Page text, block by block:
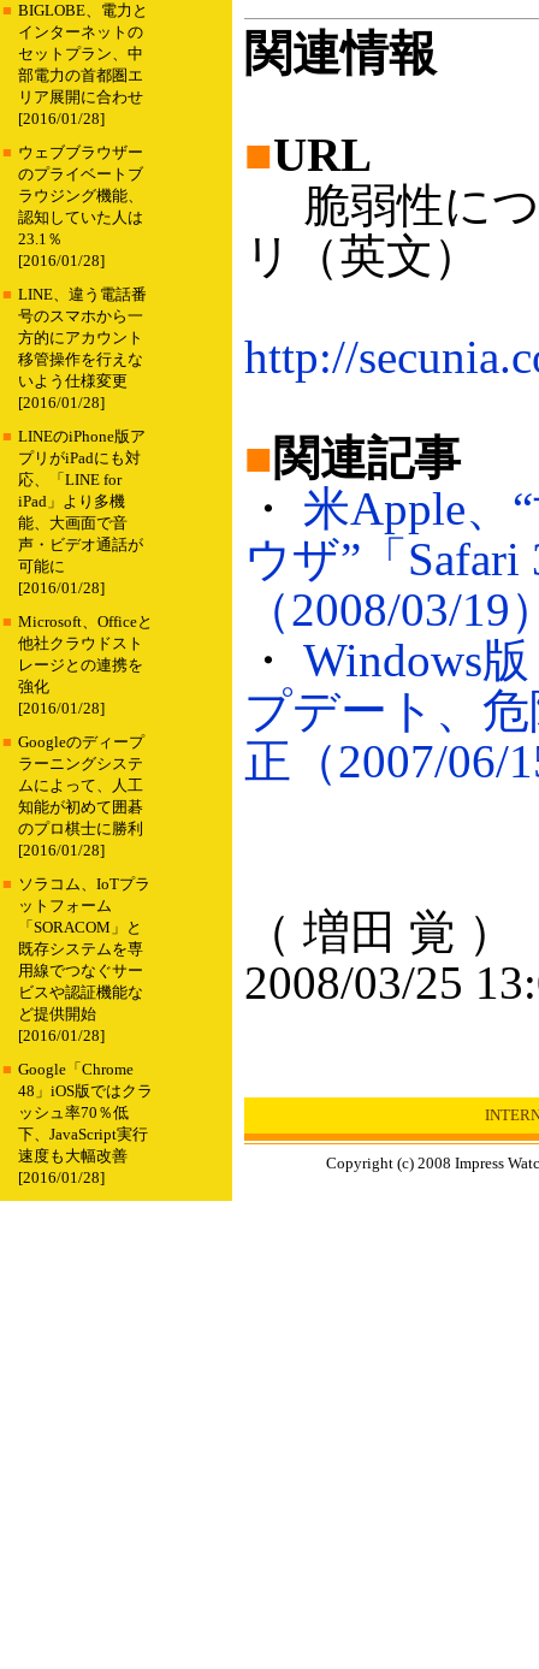
■ BIGLOBE、電力と
インターネットの
セットプラン、中
部電力の首都圏エ
リア展開に合わせ
[2016/01/28]
■ ウェブブラウザー
のプライベートブ
ラウジング機能、
認知していた人は
23.1％
[2016/01/28]
■ LINE、違う電話番
号のスマホから一
方的にアカウント
移管操作を行えな
いよう仕様変更
[2016/01/28]
■ LINEのiPhone版ア
プリがiPadにも対
応、「LINE for
iPad」より多機
能、大画面で音
声・ビデオ通話が
可能に
[2016/01/28]
■ Microsoft、Officeと
他社クラウドスト
レージとの連携を
強化
[2016/01/28]
■ Googleのディープ
ラーニングシステ
ムによって、人工
知能が初めて囲碁
のプロ棋士に勝利
[2016/01/28]
■ ソラコム、IoTプラ
ットフォーム
「SORACOM」と
既存システムを専
用線でつなぐサー
ビスや認証機能な
ど提供開始
[2016/01/28]
■ Google「Chrome
48」iOS版ではクラ
ッシュ率70％低
下、JavaScript実行
速度も大幅改善
[2016/01/28]
関連情報
■URL
脆弱性につ
リ（英文）
http://
■関連記事
・ 米Apple、
ウザ”「Safari
（2008/03/19
・ Windows
プデート、
正（2007/06/
（ 増田 覚 ）
2008/03/25
Copyright (c) 2008 Impress